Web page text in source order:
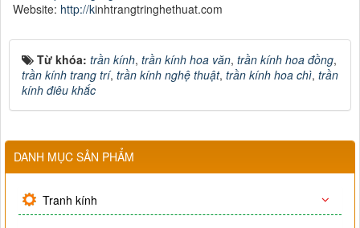
Website: http://kinhtrangtringhethuat.com
Từ khóa: trần kính, trần kính hoa văn, trần kính hoa đồng,
trần kính trang trí, trần kính nghệ thuật, trần kính hoa chì, trần
kính điêu khắc
DANH MỤC SẢN PHẨM
Tranh kính